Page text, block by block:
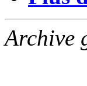
Archive